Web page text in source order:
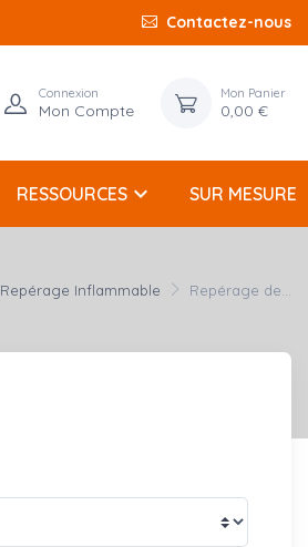
Contactez-nous
Connexion
Mon Compte
Mon Panier
0,00 €
RESSOURCES keyboard_arrow_down SUR MESURE
Repérage Inflammable Repérage de...